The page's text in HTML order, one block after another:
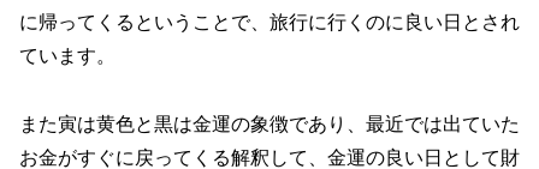
に帰ってくるということで、旅行に行くのに良い日とされ
ています。
また寅は黄色と黒は金運の象徴であり、最近では出ていた
お金がすぐに戻ってくる解釈して、金運の良い日として財